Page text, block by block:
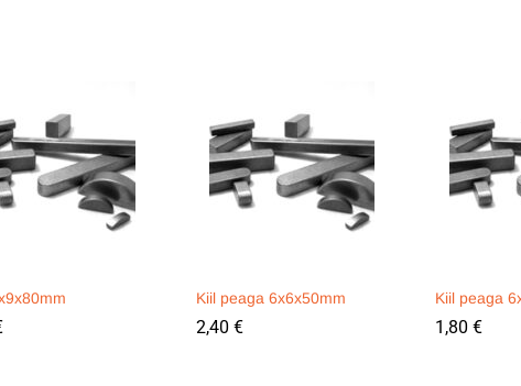
Kiil peaga 6x6x50mm
2,40 €
2,40 €
Kiil peaga
1,80 €
1,80 €